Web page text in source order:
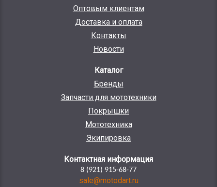
Оптовым клиентам
Доставка и оплата
Контакты
Новости
Каталог
Бренды
Запчасти для мототехники
Покрышки
Мототехника
Экипировка
Контактная информация
8 (921) 915-68-77
sale@motodart.ru